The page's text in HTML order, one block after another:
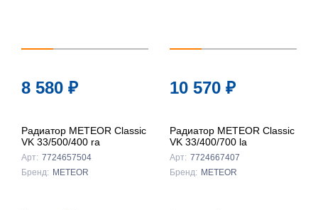
8 580 ₽
Радиатор METEOR Classic
VK 33/500/400 ra
Арт: 7724657504
Бренд: METEOR
10 570 ₽
Радиатор METEOR Classic
VK 33/400/700 la
Арт: 7724667407
Бренд: METEOR